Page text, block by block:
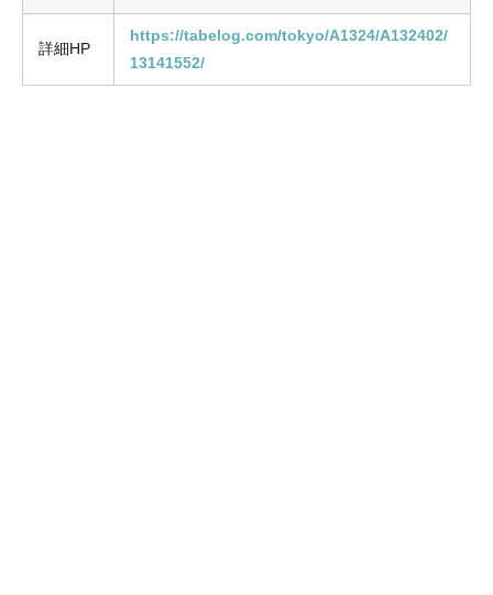
詳細HP
https://tabelog.com/tokyo/A1324/A132402/
13141552/